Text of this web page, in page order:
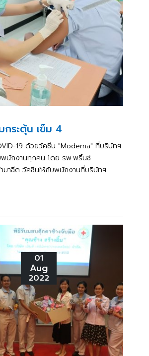
กระตุ้น เข็ม 4
19 ด้วยวัคซีน "Moderna" ที่บริษัทฯ
พนักงานทุกคน โดย รพ.พริ้นซ์
มาฉีด วัคซีนให้กับพนักงานที่บริษัทฯ
01
Aug
2022